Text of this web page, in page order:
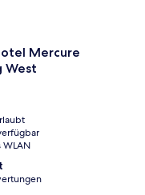
Mercure
West
WLAN